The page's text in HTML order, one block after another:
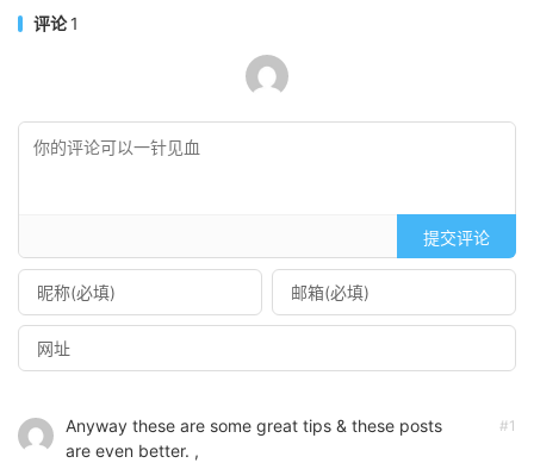
评论1
提交评论
#1
Anyway these are some great tips & these posts
are even better. ,